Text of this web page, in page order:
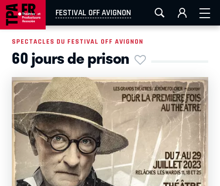
FESTIVAL OFF AVIGNON
AIX-MARSEILLE AURAY CAEN LA ROCHELLE
EN TOURNÉE
SPECTACLES DU FESTIVAL OFF AVIGNON
60 jours de prison